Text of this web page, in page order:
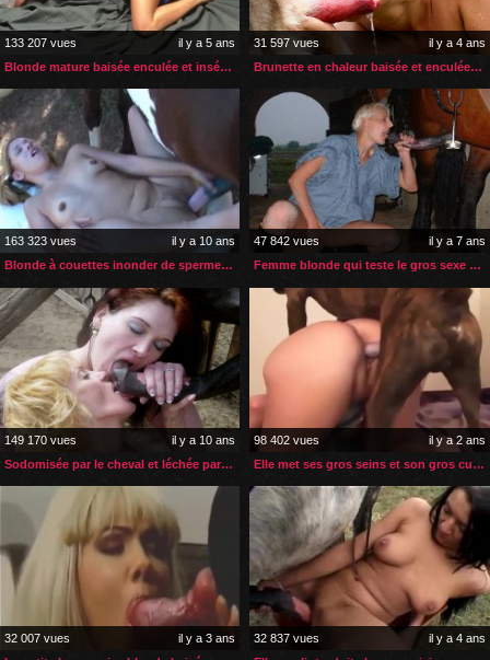
133 207 vues
il y a 5 ans
Blonde mature baisée enculée et inséminée par son chien
31 597 vues
il y a 4 ans
Brunette en chaleur baisée et enculée par son husky
163 323 vues
il y a 10 ans
Blonde à couettes inonder de sperme de cheval
47 842 vues
il y a 7 ans
Femme blonde qui teste le gros sexe de son nouvel étalon
149 170 vues
il y a 10 ans
Sodomisée par le cheval et léchée par sa copine
98 402 vues
il y a 2 ans
Elle met ses gros seins et son gros cul au service de son chien
32 007 vues
il y a 3 ans
32 837 vues
il y a 4 ans